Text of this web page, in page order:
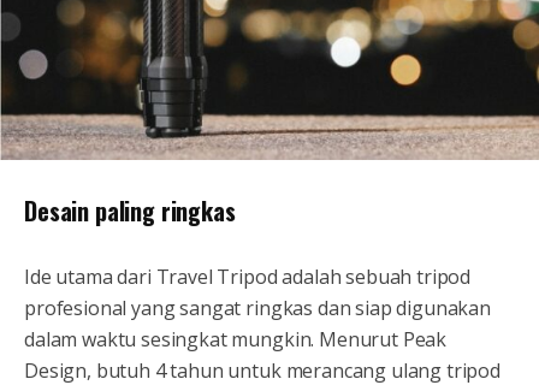
Desain paling ringkas
Ide utama dari Travel Tripod adalah sebuah tripod
profesional yang sangat ringkas dan siap digunakan
dalam waktu sesingkat mungkin. Menurut Peak
Design, butuh 4 tahun untuk merancang ulang tripod